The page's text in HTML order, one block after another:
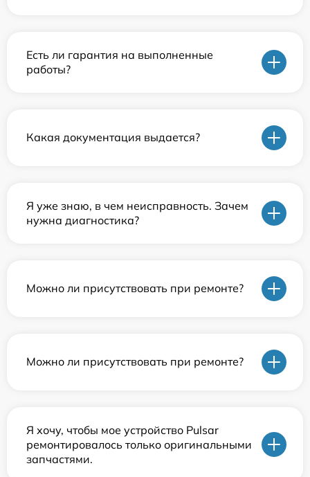
Есть ли гарантия на выполненные
работы?
Какая документация выдается?
Я уже знаю, в чем неисправность. Зачем
нужна диагностика?
Можно ли присутствовать при ремонте?
Можно ли присутствовать при ремонте?
Я хочу, чтобы мое устройство Pulsar
ремонтировалось только оригинальными
запчастями.